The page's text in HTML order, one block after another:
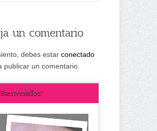
un comentario
debes estar conectado
publicar un comentario.